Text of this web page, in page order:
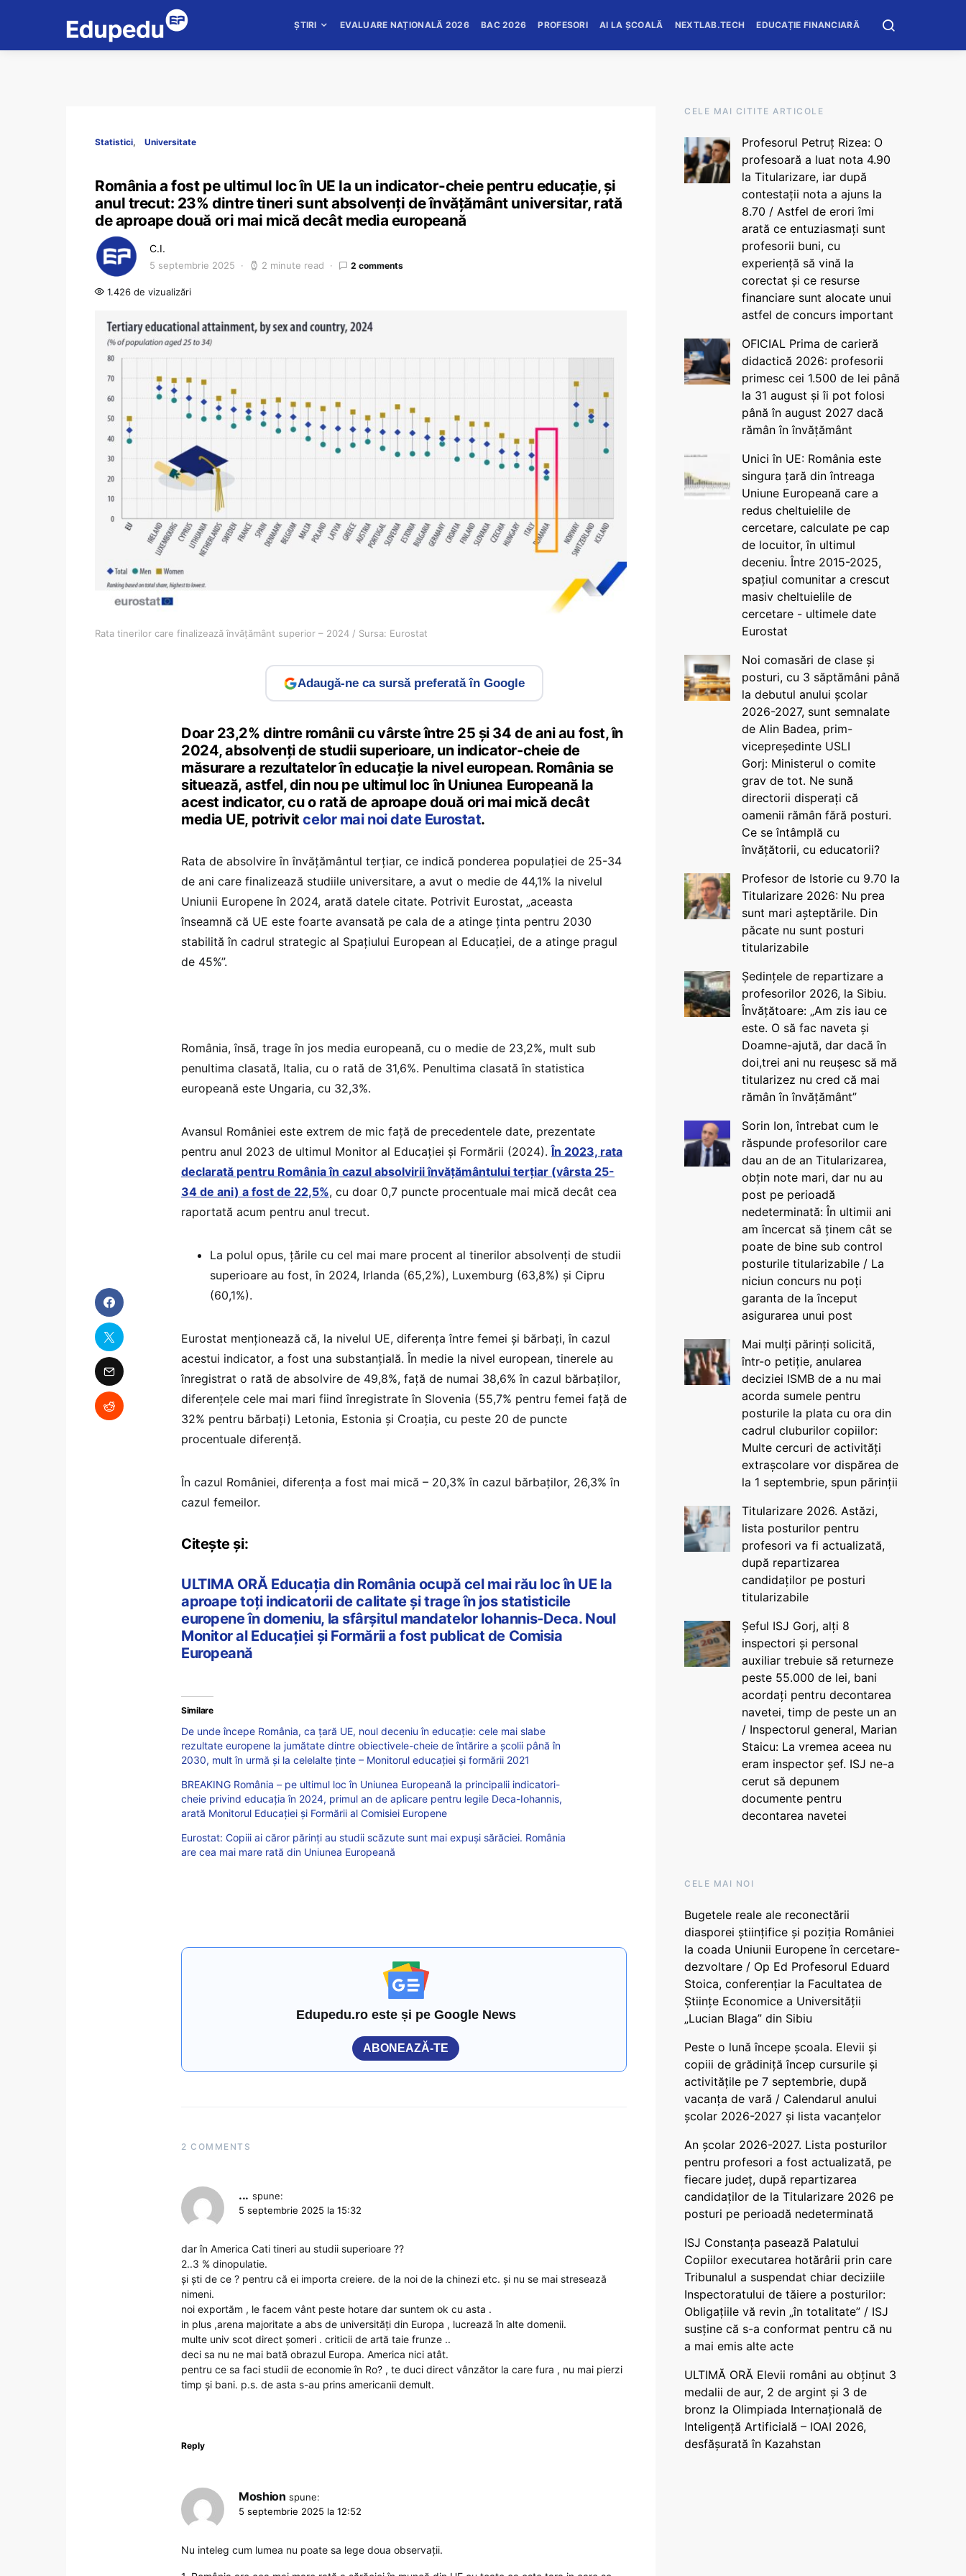
ȘTIRI EVALUARE NAȚIONALĂ 2026 BAC 2026 PROFESORI AI LA ȘCOALĂ NEXTLAB.TECH EDUCAȚIE FINANCIARĂ
Statistici Universitate
România a fost pe ultimul loc în UE la un indicator-cheie pentru educație, și
anul trecut: 23% dintre tineri sunt absolvenți de învățământ universitar, rată
de aproape două ori mai mică decât media europeană
C.I.
5 septembrie 2025 2 minute read 2 comments
1.426 de vizualizări
Rata tinerilor care finalizează învățământ superior – 2024 / Sursa: Eurostat
Adaugă-ne ca sursă preferată în Google
Doar 23,2% dintre românii cu vârste între 25 și 34 de ani au fost, în
2024, absolvenți de studii superioare, un indicator-cheie de
măsurare a rezultatelor în educație la nivel european. România se
situează, astfel, din nou pe ultimul loc în Uniunea Europeană la
acest indicator, cu o rată de aproape două ori mai mică decât
media UE, potrivitcelor mai noi date Eurostat.
Rata de absolvire în învățământul terțiar, ce indică ponderea populației de 25-34
de ani care finalizează studiile universitare, a avut o medie de 44,1% la nivelul
Uniunii Europene în 2024, arată datele citate. Potrivit Eurostat, „aceasta
înseamnă că UE este foarte avansată pe cala de a atinge ținta pentru 2030
stabilită în cadrul strategic al Spațiului European al Educației, de a atinge pragul
de 45%”.
România, însă, trage în jos media europeană, cu o medie de 23,2%, mult sub
penultima clasată, Italia, cu o rată de 31,6%. Penultima clasată în statistica
europeană este Ungaria, cu 32,3%.
Avansul României este extrem de mic față de precedentele date, prezentate
pentru anul 2023 de ultimul Monitor al Educației și Formării (2024).În 2023, rata
declarată pentru România în cazul absolvirii învățământului terțiar (vârsta 25-
34 de ani) a fost de 22,5%, cu doar 0,7 puncte procentuale mai mică decât cea
raportată acum pentru anul trecut.
La polul opus, țările cu cel mai mare procent al tinerilor absolvenți de studii
superioare au fost, în 2024, Irlanda (65,2%), Luxemburg (63,8%) și Cipru
(60,1%).
Eurostat menționează că, la nivelul UE, diferența între femei și bărbați, în cazul
acestui indicator, a fost una substanțială. În medie la nivel european, tinerele au
înregistrat o rată de absolvire de 49,8%, față de numai 38,6% în cazul bărbaților,
diferențele cele mai mari fiind înregistrate în Slovenia (55,7% pentru femei față de
32% pentru bărbați) Letonia, Estonia și Croația, cu peste 20 de puncte
procentuale diferență.
În cazul României, diferența a fost mai mică – 20,3% în cazul bărbaților, 26,3% în
cazul femeilor.
Citește și:
ULTIMA ORĂ Educația din România ocupă cel mai rău loc în UE la
aproape toți indicatorii de calitate și trage în jos statisticile
europene în domeniu, la sfârșitul mandatelor Iohannis-Deca. Noul
Monitor al Educației și Formării a fost publicat de Comisia
Europeană
Similare
De unde începe România, ca țară UE, noul deceniu în educație: cele mai slabe
rezultate europene la jumătate dintre obiectivele-cheie de întărire a școlii până în
2030, mult în urmă și la celelalte ținte – Monitorul educației și formării 2021
BREAKING România – pe ultimul loc în Uniunea Europeană la principalii indicatori-
cheie privind educația în 2024, primul an de aplicare pentru legile Deca-Iohannis,
arată Monitorul Educației și Formării al Comisiei Europene
Eurostat: Copiii ai căror părinți au studii scăzute sunt mai expuși sărăciei. România
are cea mai mare rată din Uniunea Europeană
Edupedu.ro este și pe Google News
ABONEAZĂ-TE
2 COMMENTS
... spune:
5 septembrie 2025 la 15:32
dar în America Cati tineri au studii superioare ??
2..3 % dinopulatie.
și ști de ce ? pentru că ei importa creiere. de la noi de la chinezi etc. și nu se mai stresează
nimeni.
noi exportăm , le facem vânt peste hotare dar suntem ok cu asta .
in plus ,arena majoritate a abs de universități din Europa , lucrează în alte domenii.
multe univ scot direct șomeri . criticii de artă taie frunze ..
deci sa nu ne mai bată obrazul Europa. America nici atât.
pentru ce sa faci studii de economie în Ro? , te duci direct vânzător la care fura , nu mai pierzi
timp și bani. p.s. de asta s-au prins americanii demult.
Reply
Moshion spune:
5 septembrie 2025 la 12:52
Nu inteleg cum lumea nu poate sa lege doua observații.
CELE MAI CITITE ARTICOLE
Profesorul Petruț Rizea: O
profesoară a luat nota 4.90
la Titularizare, iar după
contestații nota a ajuns la
8.70 / Astfel de erori îmi
arată ce entuziasmați sunt
profesorii buni, cu
experiență să vină la
corectat și ce resurse
financiare sunt alocate unui
astfel de concurs important
OFICIAL Prima de carieră
didactică 2026: profesorii
primesc cei 1.500 de lei până
la 31 august și îi pot folosi
până în august 2027 dacă
rămân în învățământ
Unici în UE: România este
singura țară din întreaga
Uniune Europeană care a
redus cheltuielile de
cercetare, calculate pe cap
de locuitor, în ultimul
deceniu. Între 2015-2025,
spațiul comunitar a crescut
masiv cheltuielile de
cercetare - ultimele date
Eurostat
Noi comasări de clase și
posturi, cu 3 săptămâni până
la debutul anului școlar
2026-2027, sunt semnalate
de Alin Badea, prim-
vicepreședinte USLI
Gorj: Ministerul o comite
grav de tot. Ne sună
directorii disperați că
oamenii rămân fără posturi.
Ce se întâmplă cu
învățătorii, cu educatorii?
Profesor de Istorie cu 9.70 la
Titularizare 2026: Nu prea
sunt mari așteptările. Din
păcate nu sunt posturi
titularizabile
Ședințele de repartizare a
profesorilor 2026, la Sibiu.
Învățătoare: „Am zis iau ce
este. O să fac naveta și
Doamne-ajută, dar dacă în
doi,trei ani nu reușesc să mă
titularizez nu cred că mai
rămân în învățământ”
Sorin Ion, întrebat cum le
răspunde profesorilor care
dau an de an Titularizarea,
obțin note mari, dar nu au
post pe perioadă
nedeterminată: În ultimii ani
am încercat să ținem cât se
poate de bine sub control
posturile titularizabile / La
niciun concurs nu poți
garanta de la început
asigurarea unui post
Mai mulți părinți solicită,
într-o petiție, anularea
deciziei ISMB de a nu mai
acorda sumele pentru
posturile la plata cu ora din
cadrul cluburilor copiilor:
Multe cercuri de activități
extrașcolare vor dispărea de
la 1 septembrie, spun părinții
Titularizare 2026. Astăzi,
lista posturilor pentru
profesori va fi actualizată,
după repartizarea
candidaților pe posturi
titularizabile
Șeful ISJ Gorj, alți 8
inspectori și personal
auxiliar trebuie să returneze
peste 55.000 de lei, bani
acordați pentru decontarea
navetei, timp de peste un an
/ Inspectorul general, Marian
Staicu: La vremea aceea nu
eram inspector șef. ISJ ne-a
cerut să depunem
documente pentru
decontarea navetei
CELE MAI NOI
Bugetele reale ale reconectării
diasporei științifice și poziția României
la coada Uniunii Europene în cercetare-
dezvoltare / Op Ed Profesorul Eduard
Stoica, conferențiar la Facultatea de
Științe Economice a Universității
„Lucian Blaga” din Sibiu
Peste o lună începe școala. Elevii și
copiii de grădiniță încep cursurile și
activitățile pe 7 septembrie, după
vacanța de vară / Calendarul anului
școlar 2026-2027 și lista vacanțelor
An școlar 2026-2027. Lista posturilor
pentru profesori a fost actualizată, pe
fiecare județ, după repartizarea
candidaților de la Titularizare 2026 pe
posturi pe perioadă nedeterminată
ISJ Constanța pasează Palatului
Copiilor executarea hotărârii prin care
Tribunalul a suspendat chiar deciziile
Inspectoratului de tăiere a posturilor:
Obligațiile vă revin „în totalitate” / ISJ
susține că s-a conformat pentru că nu
a mai emis alte acte
ULTIMĂ ORĂ Elevii români au obținut 3
medalii de aur, 2 de argint și 3 de
bronz la Olimpiada Internațională de
Inteligență Artificială – IOAI 2026,
desfășurată în Kazahstan